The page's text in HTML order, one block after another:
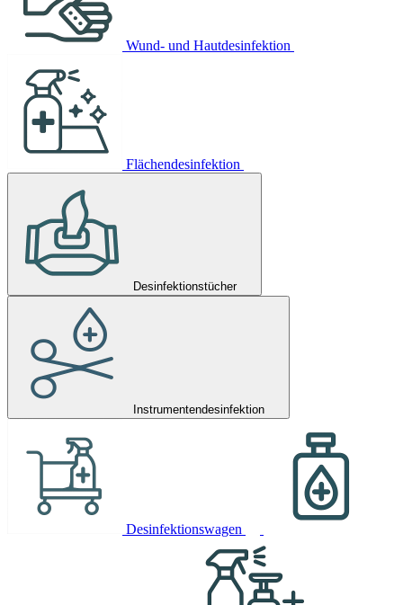
Wund- und Hautdesinfektion
Flächendesinfektion
Desinfektionstücher
Instrumentendesinfektion
Desinfektionswagen